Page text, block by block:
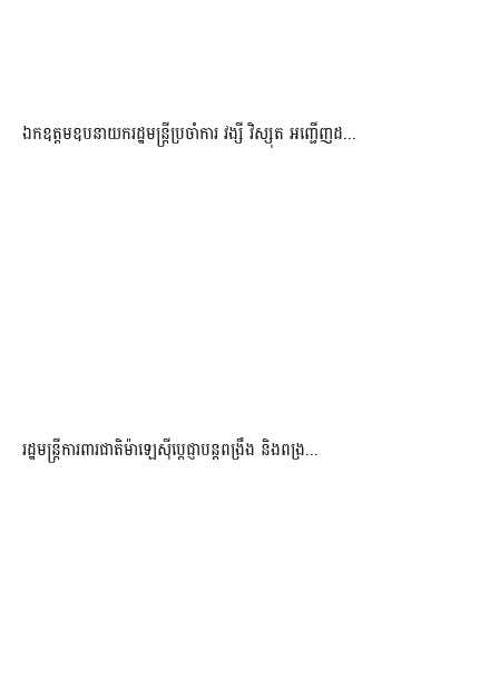
ឯកឧត្តមឧបនាយករដ្ឋមន្រ្តីប្រចាំការ វង្សី វិស្សុត អញ្ជើញដ...
រដ្ឋមន្ត្រីការពារជាតិម៉ាឡេស៊ីប្ដេជ្ញាបន្តពង្រឹង និងពង្រ...